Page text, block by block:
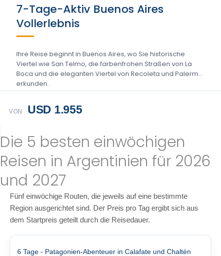
7-Tage-Aktiv Buenos Aires
Vollerlebnis
Ihre Reise beginnt in Buenos Aires, wo Sie historische
Viertel wie San Telmo, die farbenfrohen Straßen von La
Boca und die eleganten Viertel von Recoleta und Palermo
erkunden.
VON USD 1.955
Die 5 besten einwöchigen
Reisen in Argentinien für 2026
und 2027
Fünf einwöchige Routen, die jeweils auf eine bestimmte
Region ausgerichtet sind. Der Preis pro Tag ergibt sich aus
dem Startpreis geteilt durch die Reisedauer.
6 Tage - Patagonien-Abenteuer in Calafate und Chaltén